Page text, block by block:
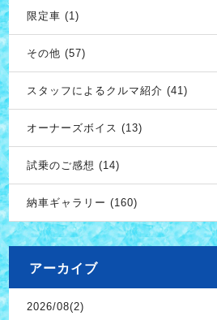
限定車 (1)
その他 (57)
スタッフによるクルマ紹介 (41)
オーナーズボイス (13)
試乗のご感想 (14)
納車ギャラリー (160)
アーカイブ
2026/08(2)